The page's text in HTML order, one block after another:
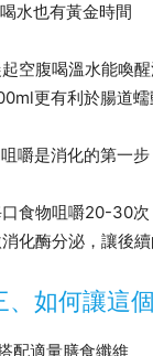
水也有黃金時間
起空腹喝溫水能喚
更有利於腸道蠕
嚼是消化的第一步
食物咀嚼20-30次
化酶分泌，讓後續
、如何讓這
配適量膳食纖維